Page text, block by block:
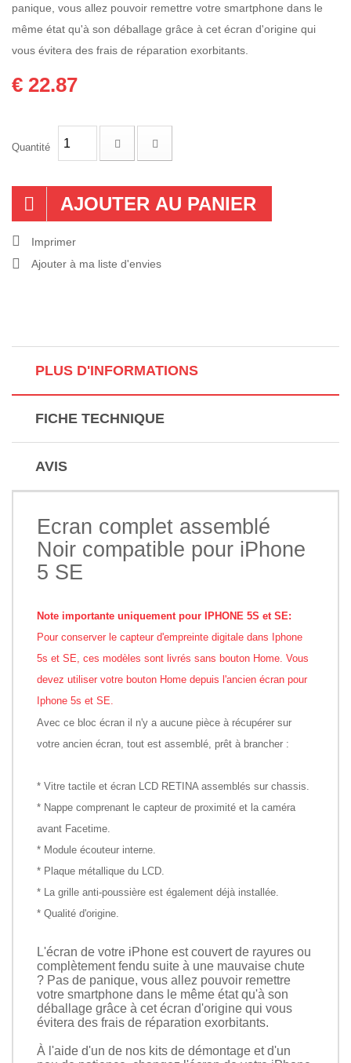
panique, vous allez pouvoir remettre votre smartphone dans le
même état qu'à son déballage grâce à cet écran d'origine qui
vous évitera des frais de réparation exorbitants.
€ 22.87
Quantité
AJOUTER AU PANIER
Imprimer
Ajouter à ma liste d'envies
PLUS D'INFORMATIONS
FICHE TECHNIQUE
AVIS
Ecran complet assemblé
Noir compatible pour iPhone
5 SE
Note importante uniquement pour IPHONE 5S et SE:
Pour conserver le capteur d'empreinte digitale dans Iphone
5s et SE, ces modèles sont livrés sans bouton Home. Vous
devez utiliser votre bouton Home depuis l'ancien écran pour
Iphone 5s et SE.
Avec ce bloc écran il n'y a aucune pièce à récupérer sur
votre ancien écran, tout est assemblé, prêt à brancher :
* Vitre tactile et écran LCD RETINA assemblés sur chassis.
* Nappe comprenant le capteur de proximité et la caméra
avant Facetime.
* Module écouteur interne.
* Plaque métallique du LCD.
* La grille anti-poussière est également déjà installée.
* Qualité d'origine.
L'écran de votre iPhone est couvert de rayures ou
complètement fendu suite à une mauvaise chute
? Pas de panique, vous allez pouvoir remettre
votre smartphone dans le même état qu'à son
déballage grâce à cet écran d'origine qui vous
évitera des frais de réparation exorbitants.
À l'aide d'un de nos kits de démontage et d'un